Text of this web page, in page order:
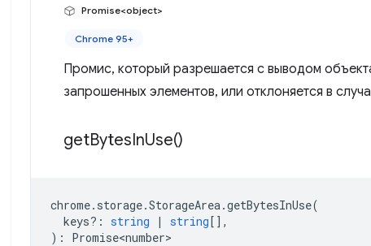
Promise<object>
Chrome 95+
Промис, который разрешается с выводом
запрошенных элементов, или отклоняется в
getBytesInUse()
chrome. storage.StorageArea.getBytesInUse(
keys? : string | string[],
) : Promise<number>